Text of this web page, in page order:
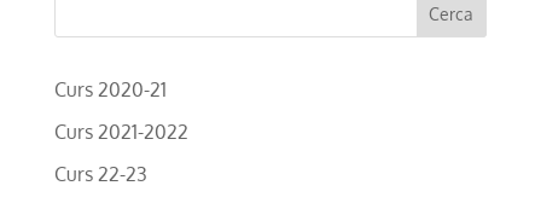
Curs 2020-21
Curs 2021-2022
Curs 22-23